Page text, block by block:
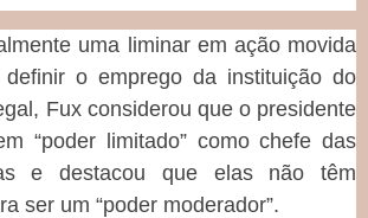
uma liminar em ação movida
o emprego da instituição do
Fux considerou que o presidente
“poder limitado” como chefe das
e destacou que elas não têm
ser um “poder moderador”.